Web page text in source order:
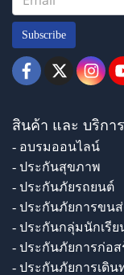
Subscribe
สินค้า และ บริกา
- อบรมออนไลน์
- ประกันสุขภาพ
- ประกันภัยรถยนต์
- ประกันภัยการขนส่
- ประกันกลุ่มนักเรีย
- ประกันภัยการก่อส
- ประกันภัยการเดิน